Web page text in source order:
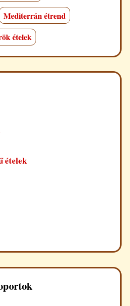
Mediterrán étrend
ételek
ételek